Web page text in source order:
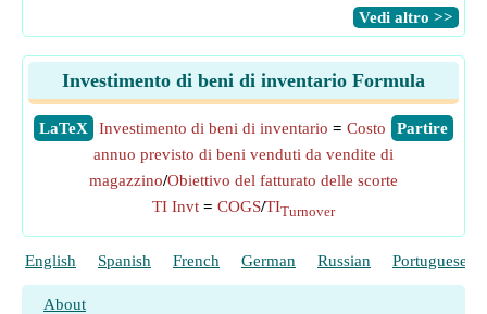
​Vedi altro >>
Investimento di beni di inventario Formula
​LaTeX ​Partire
Investimento di beni di inventario = Costo
annuo previsto di beni venduti da vendite di
magazzino/Obiettivo del fatturato delle scorte
TI Invt = COGS/TITurnover
English Spanish French German Russian Portuguese
About